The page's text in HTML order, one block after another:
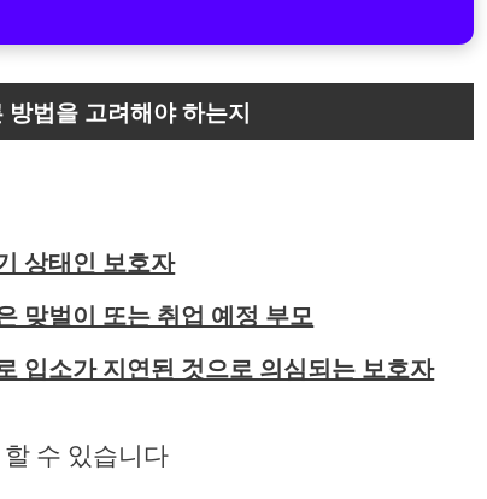
법을 고려해야 하는지
상태인 보호자
맞벌이 또는 취업 예정 부모
입소가 지연된 것으로 의심되는 보호자
수 있습니다